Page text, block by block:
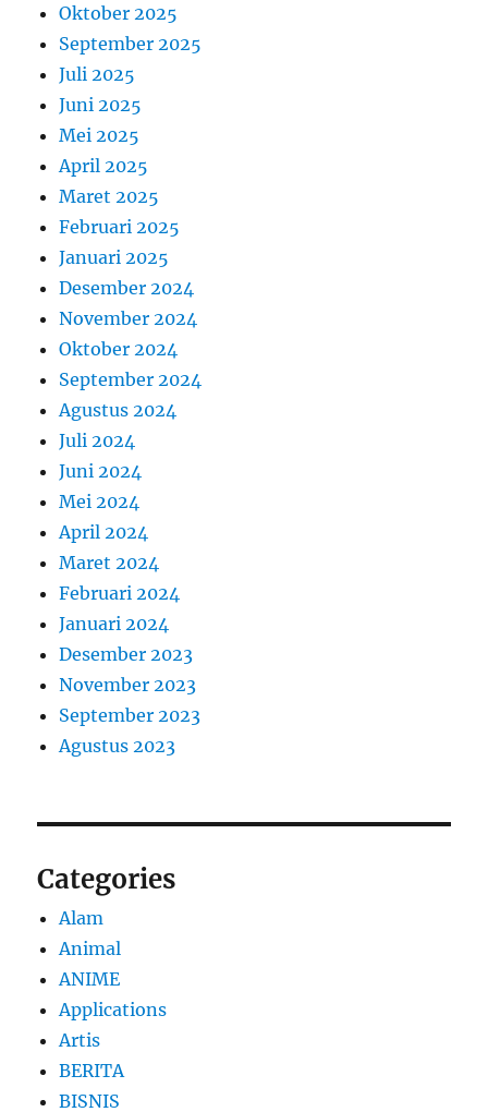
Oktober 2025
September 2025
Juli 2025
Juni 2025
Mei 2025
April 2025
Maret 2025
Februari 2025
Januari 2025
Desember 2024
November 2024
Oktober 2024
September 2024
Agustus 2024
Juli 2024
Juni 2024
Mei 2024
April 2024
Maret 2024
Februari 2024
Januari 2024
Desember 2023
November 2023
September 2023
Agustus 2023
Categories
Alam
Animal
ANIME
Applications
Artis
BERITA
BISNIS